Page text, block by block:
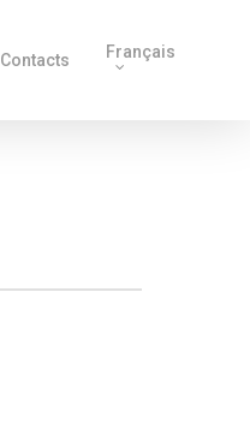
Contacts Français